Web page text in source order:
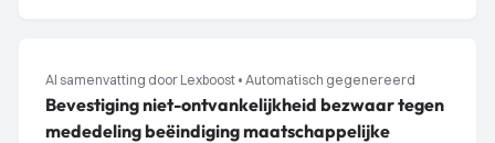
AI samenvatting door Lexboost • Automatisch gegenereerd
Bevestiging niet-ontvankelijkheid bezwaar tegen
mededeling beëindiging maatschappelijke